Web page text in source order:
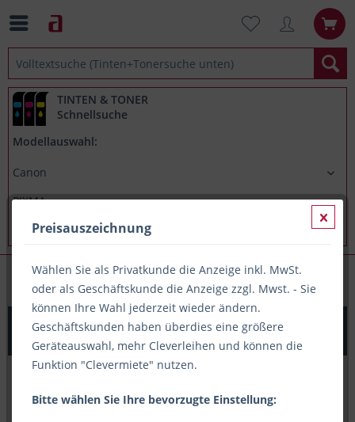
TINTEN & TONER
Schnellsuche
Modellauswahl:
Canon PIXMA TS8350
Printation Tinte ersetzt Canon CLI-581BKXXL, ca. 4.590
S., schwarz
Preisauszeichnung
Wählen Sie als Privatkunde die Anzeige inkl. MwSt.
oder als Geschäftskunde die Anzeige zzgl. Mwst. - Sie
können Ihre Wahl jederzeit wieder ändern.
Geschäftskunden haben überdies eine größere
Geräteauswahl, mehr Cleverleihen und können die
Funktion "Clevermiete" nutzen.
Bitte wählen Sie Ihre bevorzugte Einstellung: